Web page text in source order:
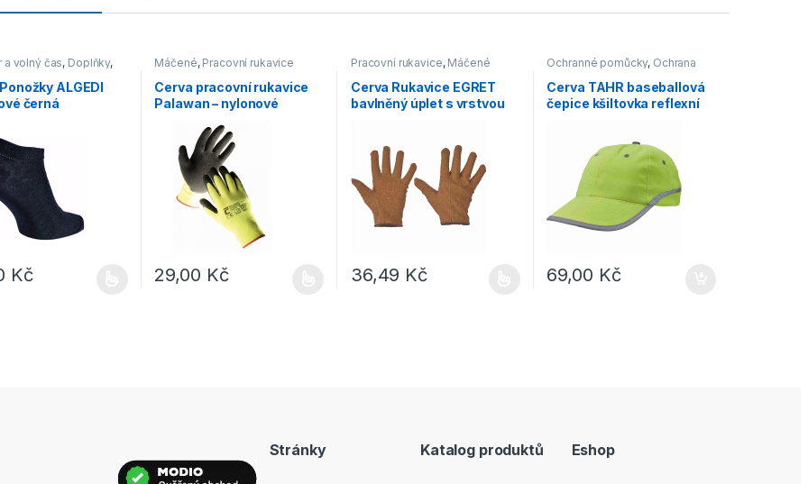
a volný čas, Doplňky,
ALGEDI
černá
Kč
má více variant. Možnosti lze vybrat na stránce produktu
Máčené, Pracovní rukavice
Cerva pracovní rukavice
Palawan – nylonové
29,00 Kč
Tento produkt má více variant. Možnosti lze vybrat na stránce produktu
Pracovní rukavice, Máčené
Cerva Rukavice EGRET
bavlněný úplet s vrstvou
36,49 Kč
Tento produkt má více variant. Možnosti lze vybrat na stránce produktu
Ochranné pomůcky, Ochrana
Outdoor a volný čas
Doplňky,Čepice, rukavice, šály
Cerva TAHR baseballová
čepice kšiltovka reflexní
69,00 Kč
Stránky Katalog produktů Eshop